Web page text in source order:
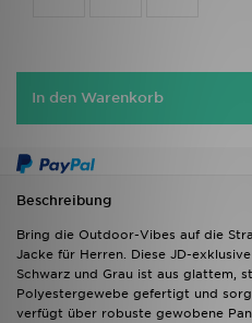
In den Warenkorb
Beschreibung
Bring die Outdoor-Vibes auf die
Jacke für Herren. Diese JD-
Schwarz und Grau ist aus glattem,
Polyestergewebe gefertigt und
verfügt über robuste gewobene